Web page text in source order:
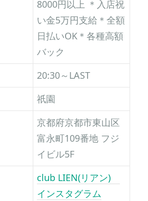
8000円以上 ＊入店祝
い金5万円支給＊全額
日払いOK＊各種高額
バック
20:30～LAST
祇園
京都府京都市東山区
富永町109番地 フジ
イビル5F
club LIEN(リアン)
インスタグラム